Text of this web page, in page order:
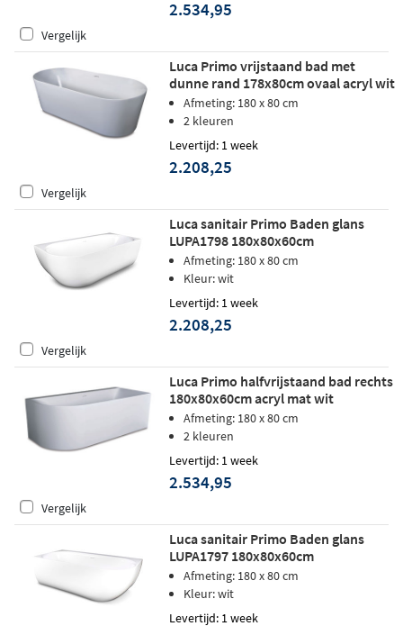
2.534,95
Vergelijk
Luca Primo vrijstaand bad met
dunne rand 178x80cm ovaal acryl wit
Afmeting: 180 x 80 cm
2 kleuren
Levertijd: 1 week
2.208,25
Vergelijk
Luca sanitair Primo Baden glans
LUPA1798 180x80x60cm
Afmeting: 180 x 80 cm
Kleur: wit
Levertijd: 1 week
2.208,25
Vergelijk
Luca Primo halfvrijstaand bad rechts
180x80x60cm acryl mat wit
Afmeting: 180 x 80 cm
2 kleuren
Levertijd: 1 week
2.534,95
Vergelijk
Luca sanitair Primo Baden glans
LUPA1797 180x80x60cm
Afmeting: 180 x 80 cm
Kleur: wit
Levertijd: 1 week